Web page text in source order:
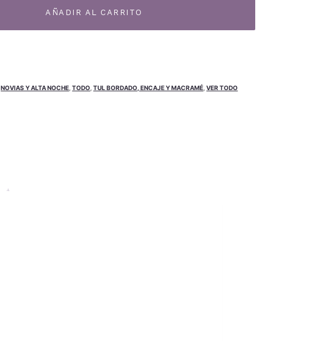
AÑADIR AL CARRITO
,NOVIAS Y ALTA NOCHE ,TODO ,TUL BORDADO, ENCAJE Y MACRAMÉ ,VER TODO